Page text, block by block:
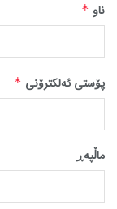
ناو *
پۆستی ئەلکترۆنی *
ماڵپه‌ڕ